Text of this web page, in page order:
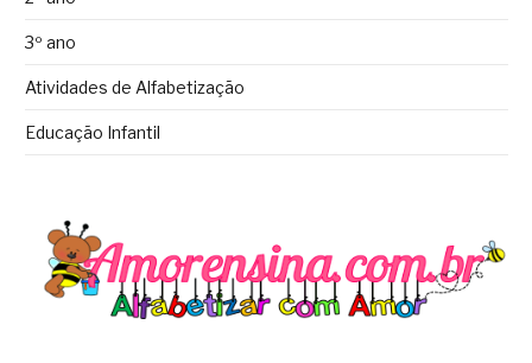
3º ano
Atividades de Alfabetização
Educação Infantil